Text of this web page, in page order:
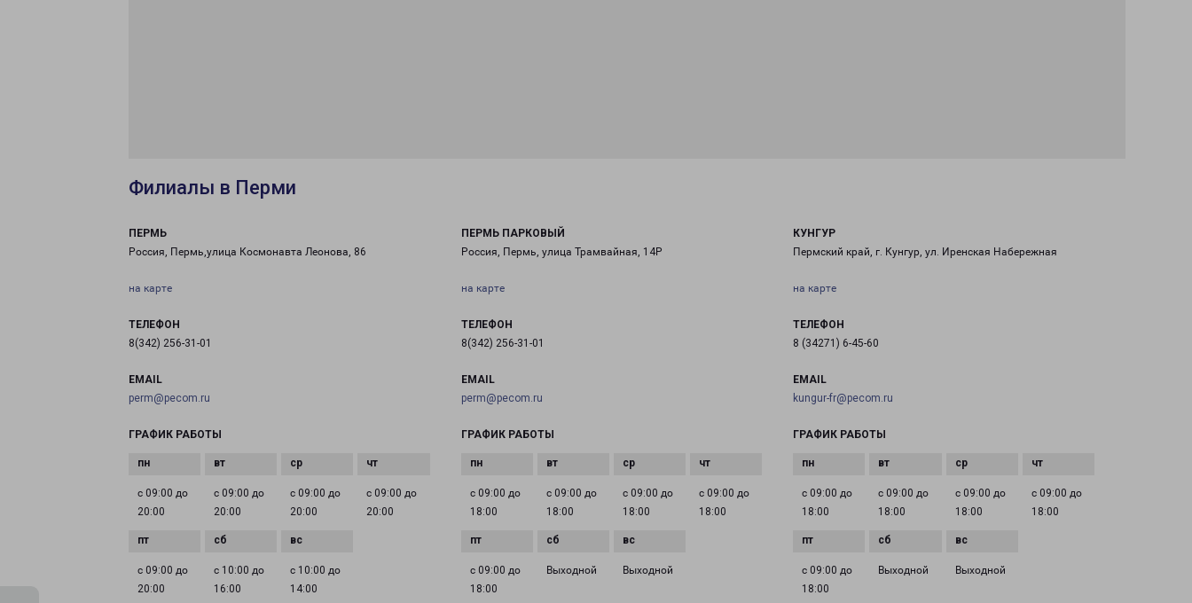
Филиалы в Перми
ПЕРМЬ
Россия, Пермь,улица Космонавта Леонова, 86
на карте
ТЕЛЕФОН
8(342) 256-31-01
EMAIL
perm@pecom.ru
ГРАФИК РАБОТЫ
с 09:00 до
20:00
с 09:00 до
20:00
с 09:00 до
20:00
с 09:00 до
20:00
с 09:00 до
20:00
с 10:00 до
16:00
с 10:00 до
14:00
ПЕРМЬ ПАРКОВЫЙ
Россия, Пермь, улица Трамвайная, 14Р
на карте
ТЕЛЕФОН
8(342) 256-31-01
EMAIL
perm@pecom.ru
ГРАФИК РАБОТЫ
с 09:00 до
18:00
с 09:00 до
18:00
с 09:00 до
18:00
с 09:00 до
18:00
с 09:00 до
18:00
Выходной Выходной
КУНГУР
Пермский край, г. Кунгур, ул. Иренская Набережная
на карте
ТЕЛЕФОН
8 (34271) 6-45-60
EMAIL
kungur-fr@pecom.ru
ГРАФИК РАБОТЫ
с 09:00 до
18:00
с 09:00 до
18:00
с 09:00 до
18:00
с 09:00 до
18:00
с 09:00 до
18:00
Выходной Выходной